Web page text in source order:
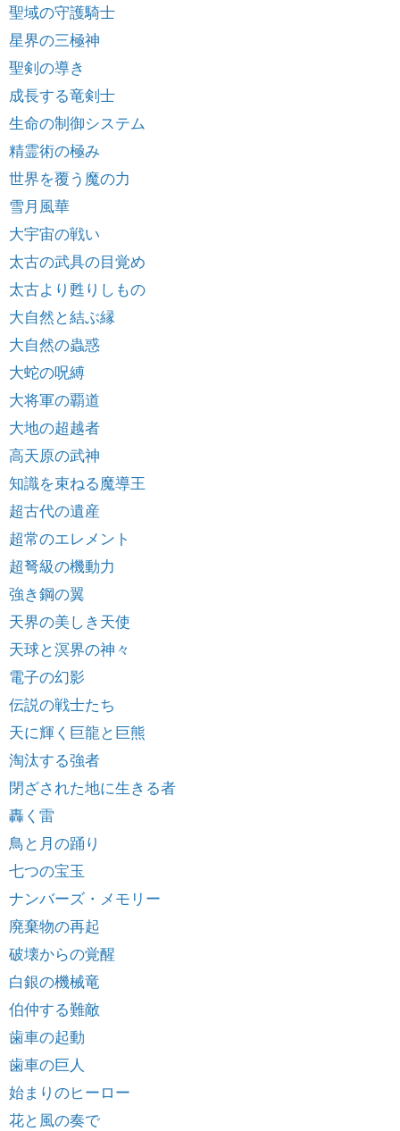
聖域の守護騎士
星界の三極神
聖剣の導き
成長する竜剣士
生命の制御システム
精霊術の極み
世界を覆う魔の力
雪月風華
大宇宙の戦い
太古の武具の目覚め
太古より甦りしもの
大自然と結ぶ縁
大自然の蟲惑
大蛇の呪縛
大将軍の覇道
大地の超越者
高天原の武神
知識を束ねる魔導王
超古代の遺産
超常のエレメント
超弩級の機動力
強き鋼の翼
天界の美しき天使
天球と溟界の神々
電子の幻影
伝説の戦士たち
天に輝く巨龍と巨熊
淘汰する強者
閉ざされた地に生きる者
轟く雷
鳥と月の踊り
七つの宝玉
ナンバーズ・メモリー
廃棄物の再起
破壊からの覚醒
白銀の機械竜
伯仲する難敵
歯車の起動
歯車の巨人
始まりのヒーロー
花と風の奏で